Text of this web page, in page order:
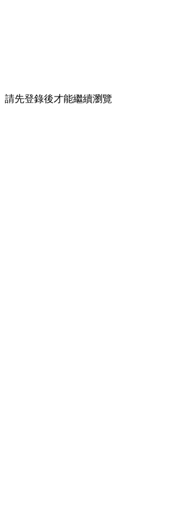
請先登錄後才能繼續瀏覽